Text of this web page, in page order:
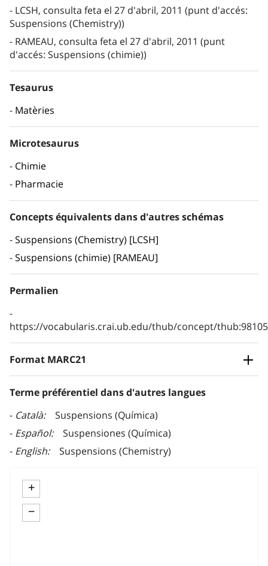
LCSH, consulta feta el 27 d'abril, 2011 (punt d'accés:
Suspensions (Chemistry))
RAMEAU, consulta feta el 27 d'abril, 2011 (punt
d'accés: Suspensions (chimie))
Tesaurus
Matèries
Microtesaurus
Chimie
Pharmacie
Concepts équivalents dans d'autres schémas
Suspensions (Chemistry) [LCSH]
Suspensions (chimie) [RAMEAU]
Permalien
https://vocabularis.crai.ub.edu/thub/concept/
Format MARC21
Terme préférentiel dans d'autres langues
Català
Suspensions (Química)
Español
Suspensiones (Química)
English
Suspensions (Chemistry)
+
−